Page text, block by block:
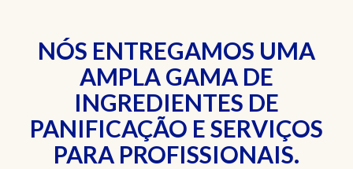
NÓS ENTREGAMOS UMA
AMPLA GAMA DE
INGREDIENTES DE
PANIFICAÇÃO E SERVIÇOS
PARA PROFISSIONAIS.